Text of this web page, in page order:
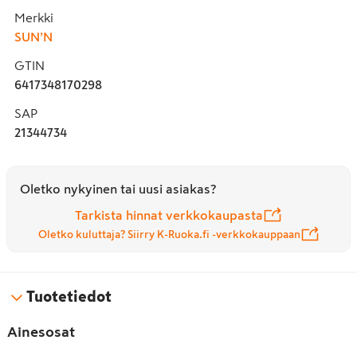
Merkki
SUN’N
GTIN
6417348170298
SAP
21344734
Oletko nykyinen tai uusi asiakas?
Tarkista hinnat verkkokaupasta
Oletko kuluttaja? Siirry K-Ruoka.fi -verkkokauppaan
Tuotetiedot
Ainesosat